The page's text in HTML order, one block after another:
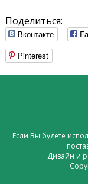
Поделиться:
Вконтакте
Pinterest
Если Вы будете
Дизайн и